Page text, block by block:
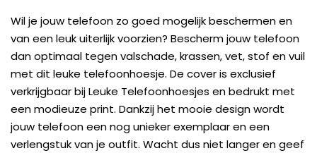
Wil je jouw telefoon zo goed mogelijk beschermen en
van een leuk uiterlijk voorzien? Bescherm jouw telefoon
dan optimaal tegen valschade, krassen, vet, stof en vuil
met dit leuke telefoonhoesje. De cover is exclusief
verkrijgbaar bij Leuke Telefoonhoesjes en bedrukt met
een modieuze print. Dankzij het mooie design wordt
jouw telefoon een nog unieker exemplaar en een
verlengstuk van je outfit. Wacht dus niet langer en geef